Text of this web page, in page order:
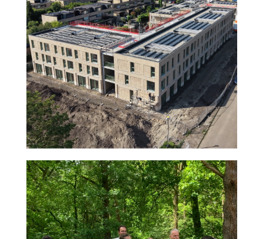
agnova
Nieuws 2026 samenwerken amersfoort